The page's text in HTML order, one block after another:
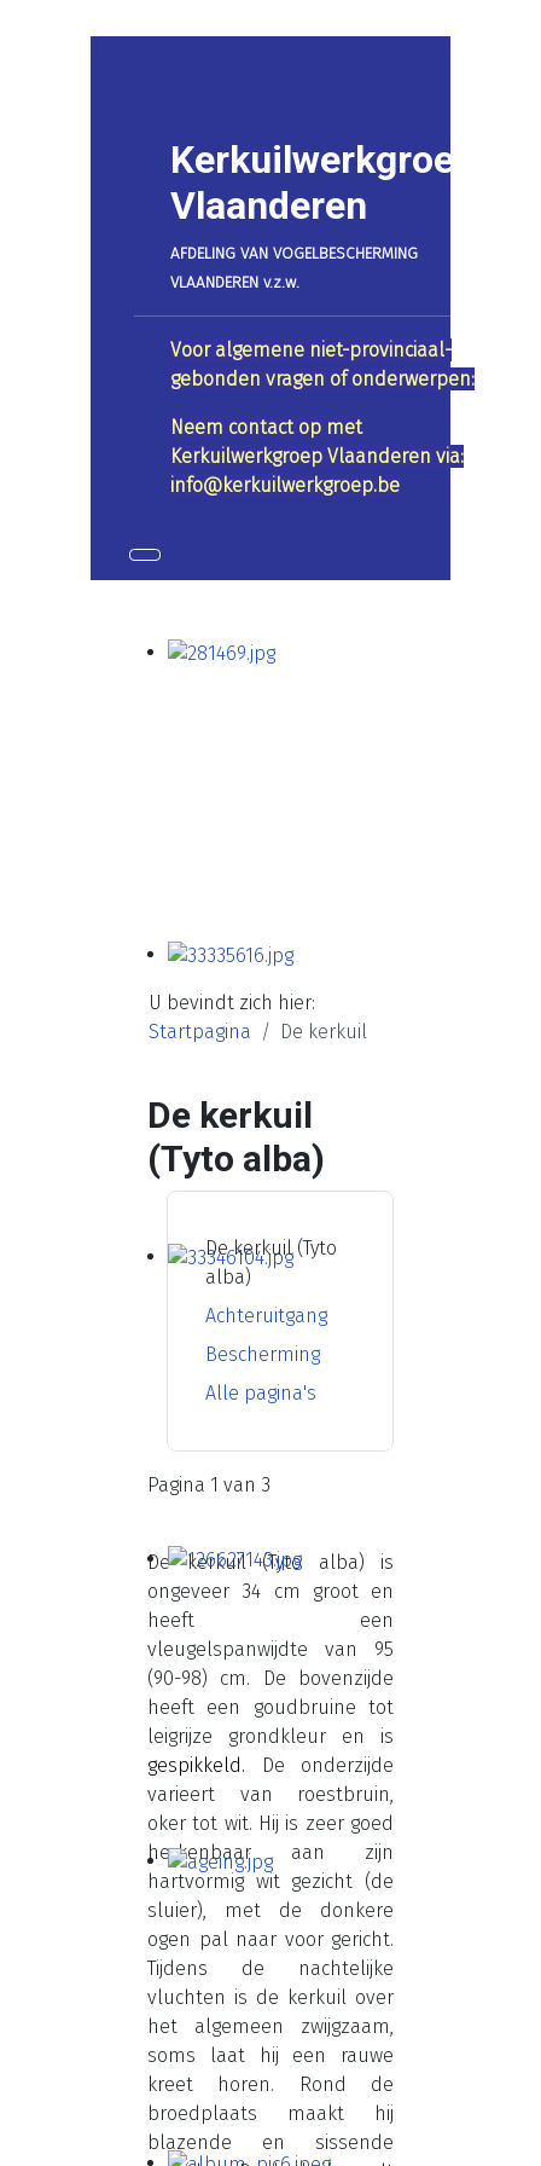
Kerkuilwerkgroep
Vlaanderen
AFDELING VAN VOGELBESCHERMING
VLAANDEREN v.z.w.
Voor algemene niet-provinciaal-
gebonden vragen of onderwerpen:
Neem contact op met
Kerkuilwerkgroep Vlaanderen via:
info@kerkuilwerkgroep.be
U bevindt zich hier:
Startpagina
De kerkuil
De kerkuil
(Tyto alba)
De kerkuil (Tyto
alba)
Achteruitgang
Bescherming
Alle pagina's
Pagina 1 van 3
De kerkuil (Tyto alba) is
ongeveer 34 cm groot en
heeft een
vleugelspanwijdte van 95
(90-98) cm. De bovenzijde
heeft een goudbruine tot
leigrijze grondkleur en is
gespikkeld. De onderzijde
varieert van roestbruin,
oker tot wit. Hij is zeer goed
herkenbaar aan zijn
hartvormig wit gezicht (de
sluier), met de donkere
ogen pal naar voor gericht.
Tijdens de nachtelijke
vluchten is de kerkuil over
het algemeen zwijgzaam,
soms laat hij een rauwe
kreet horen. Rond de
broedplaats maakt hij
blazende en sissende